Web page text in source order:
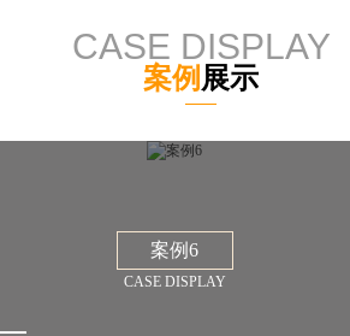
CASE DISPLAY
案例 展示
案例6
CASE DISPLAY